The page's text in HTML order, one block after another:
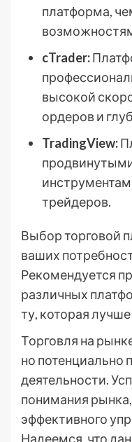
платформа,
cTrader:
высокой
ордеров и
TradingView:
трейдеров.
Выбор торговой
ваших
Рекомендуется
различных
ту, которая
Торговля на
но
деятельности.
понимания
эффективного
Надеемся, что